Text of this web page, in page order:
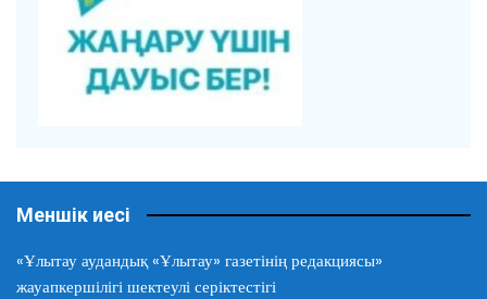
Меншік иесі
«Ұлытау аудандық «Ұлытау» газетінің редакциясы»
жауапкершілігі шектеулі серіктестігі